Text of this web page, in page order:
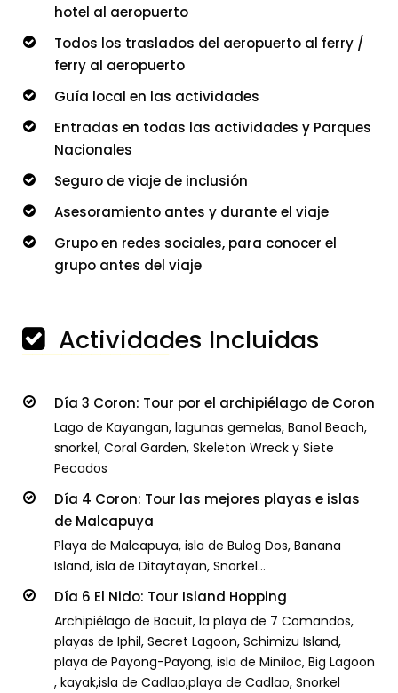
hotel al aeropuerto
Todos los traslados del aeropuerto al ferry /
ferry al aeropuerto
Guía local en las actividades
Entradas en todas las actividades y Parques
Nacionales
Seguro de viaje de inclusión
Asesoramiento antes y durante el viaje
Grupo en redes sociales, para conocer el
grupo antes del viaje
Actividades Incluidas
───────────────
Día 3 Coron: Tour por el archipiélago de Coron
Lago de Kayangan, lagunas gemelas, Banol Beach,
snorkel, Coral Garden, Skeleton Wreck y Siete
Pecados
Día 4 Coron: Tour las mejores playas e islas
de Malcapuya
Playa de Malcapuya, isla de Bulog Dos, Banana
Island, isla de Ditaytayan, Snorkel...
Día 6 El Nido: Tour Island Hopping
Archipiélago de Bacuit, la playa de 7 Comandos,
playas de Iphil, Secret Lagoon, Schimizu Island,
playa de Payong-Payong, isla de Miniloc, Big Lagoon
, kayak,isla de Cadlao,playa de Cadlao, Snorkel